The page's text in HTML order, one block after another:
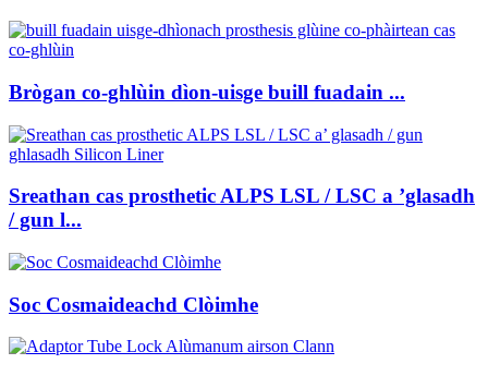
Brògan co-ghlùin dìon-uisge buill fuadain ...
Sreathan cas prosthetic ALPS LSL / LSC a ’glasadh
/ gun l...
Soc Cosmaideachd Clòimhe